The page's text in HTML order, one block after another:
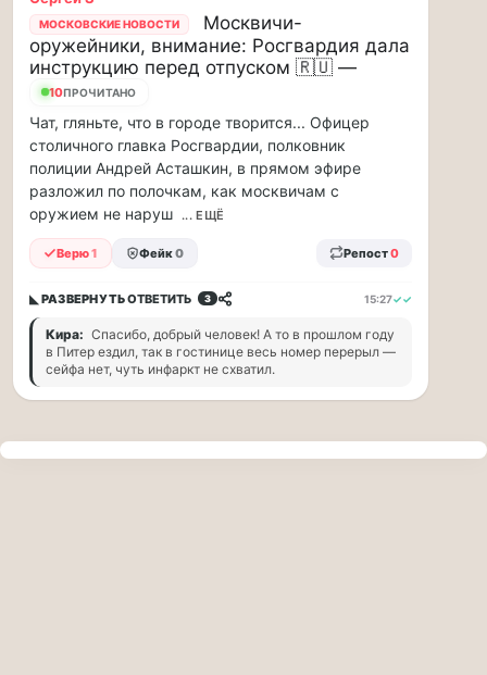
по
Москве
Чайковского!…
приглашаем
на
музыкальную
прогулку
по
Москве
Чайковского!
|
16:00
Петр
Ильич
из
и
инсайды
Москвы
МОСКОВСКИЕ НОВОСТИ
Москвичи-
оружейники, внимание: Росгвардия дала
инструкцию перед отпуском 🇷🇺 —
10ПРОЧИТАНО
Чат, гляньте, что в городе творится... Офицер
столичного главка Росгвардии, полковник
полиции Андрей Асташкин, в прямом эфире
разложил по полочкам, как москвичам с
оружием не наруш ... ЕЩЁ
Верю1 Фейк0 Репост0
◣ РАЗВЕРНУТЬОТВЕТИТЬ 3 15:27✓✓
Кира: Спасибо, добрый человек! А то в прошлом году
в Питер ездил, так в гостинице весь номер перерыл —
сейфа нет, чуть инфаркт не схватил.